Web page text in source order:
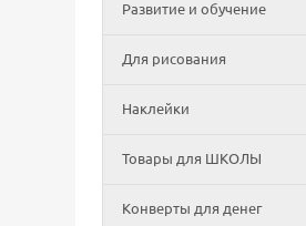
Развитие и обучение
Для рисования
Наклейки
Товары для ШКОЛЫ
Конверты для денег